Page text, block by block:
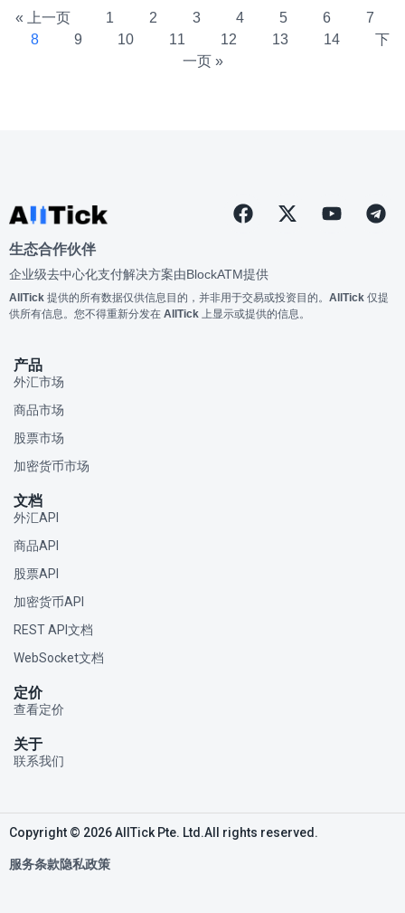
« 上一页 1 2 3 4 5 6
7
8
9 10 11 12 13 14
下
一页 »
生态合作伙伴
企业级去中心化支付解决方案由BlockATM提供
AllTick 提供的所有数据仅供信息目的，并非用于交易或投资目的。 AllTick 仅提
供所有信息。您不得重新分发在 AllTick 上显示或提供的信息。
产品
外汇市场
商品市场
股票市场
加密货币市场
文档
外汇API
商品API
股票API
加密货币API
REST API文档
WebSocket文档
定价
查看定价
关于
联系我们
Copyright © 2026 AllTick Pte. Ltd.All rights reserved.
服务条款隐私政策